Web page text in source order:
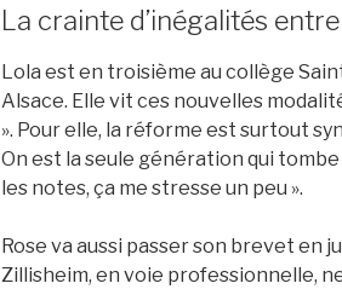
La crainte d’inégalités
Lola est en troisième au collège
Alsace. Elle vit ces nouvelles
». Pour elle, la réforme est surtout
On est la seule génération qui tombe
les notes, ça me stresse un peu ».
Rose va aussi passer son brevet en
Zillisheim, en voie professionnelle,